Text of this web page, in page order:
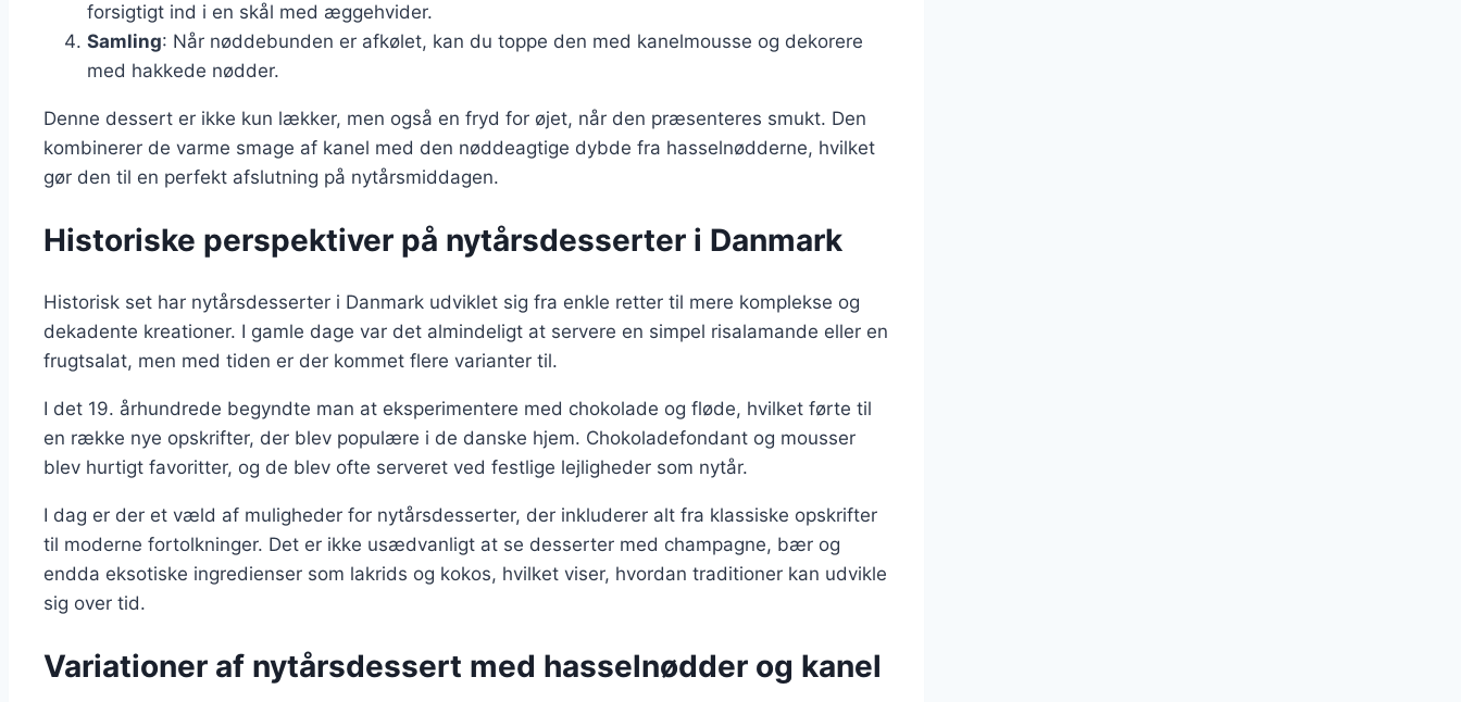
forsigtigt ind i en skål med æggehvider.
Samling: Når nøddebunden er afkølet, kan du toppe den med kanelmousse og dekorere
med hakkede nødder.
Denne dessert er ikke kun lækker, men også en fryd for øjet, når den præsenteres smukt. Den
kombinerer de varme smage af kanel med den nøddeagtige dybde fra hasselnødderne, hvilket
gør den til en perfekt afslutning på nytårsmiddagen.
Historiske perspektiver på nytårsdesserter i Danmark
Historisk set har nytårsdesserter i Danmark udviklet sig fra enkle retter til mere komplekse og
dekadente kreationer. I gamle dage var det almindeligt at servere en simpel risalamande eller en
frugtsalat, men med tiden er der kommet flere varianter til.
I det 19. århundrede begyndte man at eksperimentere med chokolade og fløde, hvilket førte til
en række nye opskrifter, der blev populære i de danske hjem. Chokoladefondant og mousser
blev hurtigt favoritter, og de blev ofte serveret ved festlige lejligheder som nytår.
I dag er der et væld af muligheder for nytårsdesserter, der inkluderer alt fra klassiske opskrifter
til moderne fortolkninger. Det er ikke usædvanligt at se desserter med champagne, bær og
endda eksotiske ingredienser som lakrids og kokos, hvilket viser, hvordan traditioner kan udvikle
sig over tid.
Variationer af nytårsdessert med hasselnødder og kanel